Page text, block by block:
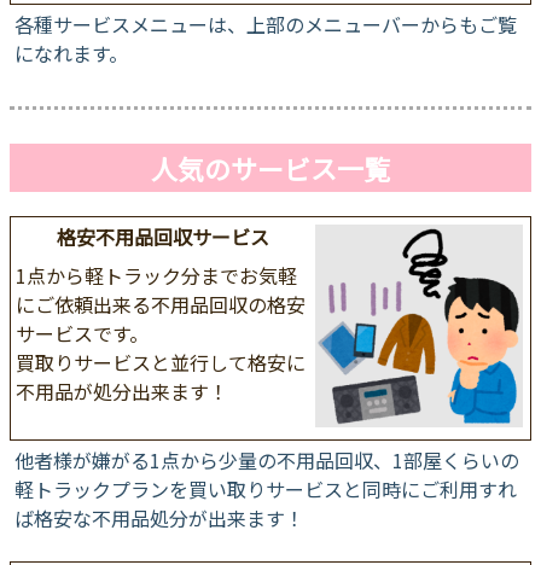
各種サービスメニューは、上部のメニューバーからもご覧
になれます。
人気のサービス一覧
格安不用品回収サービス
1点から軽トラック分までお気軽
にご依頼出来る不用品回収の格安
サービスです。
買取りサービスと並行して格安に
不用品が処分出来ます！
他者様が嫌がる1点から少量の不用品回収、1部屋くらいの
軽トラックプランを買い取りサービスと同時にご利用すれ
ば格安な不用品処分が出来ます！